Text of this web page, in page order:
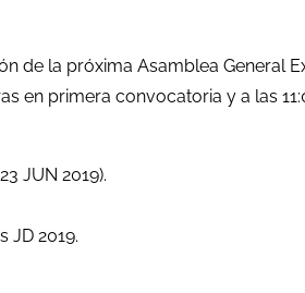
de la próxima Asamblea General
en primera convocatoria y a las
JUN 2019).
JD 2019.